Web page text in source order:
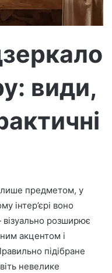
види,
предметом, у
інтер’єрі воно
візуально розширює
акцентом і
підібране
невелике